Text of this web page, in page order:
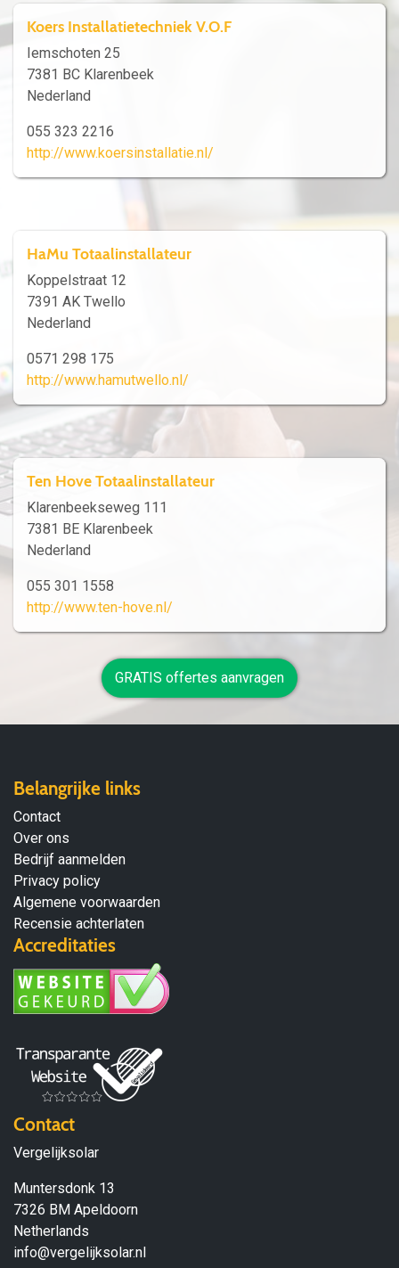
Koers Installatietechniek V.O.F
Iemschoten 25
7381 BC Klarenbeek
Nederland
055 323 2216
http://www.koersinstallatie.nl/
HaMu Totaalinstallateur
Koppelstraat 12
7391 AK Twello
Nederland
0571 298 175
http://www.hamutwello.nl/
Ten Hove Totaalinstallateur
Klarenbeekseweg 111
7381 BE Klarenbeek
Nederland
055 301 1558
http://www.ten-hove.nl/
GRATIS offertes aanvragen
Belangrijke links
Contact
Over ons
Bedrijf aanmelden
Privacy policy
Algemene voorwaarden
Recensie achterlaten
Accreditaties
Contact
Vergelijksolar
Muntersdonk 13
7326 BM Apeldoorn
Netherlands
info@vergelijksolar.nl